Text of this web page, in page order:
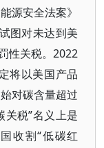
源安全法案》
图对未达到美
性关税。2022
将以美国产品
对碳含量超过
关税”名义上是
收割“低碳红